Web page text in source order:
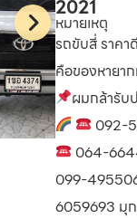
2021
หมายเหตุ
รถขับสี่ ราค
คือของหายา
ผมกล้ารับ
092-
064-
099-
6059693 มุก